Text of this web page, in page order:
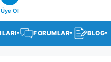
Üye Ol
▾ FORUMLAR▾ BLOG▾